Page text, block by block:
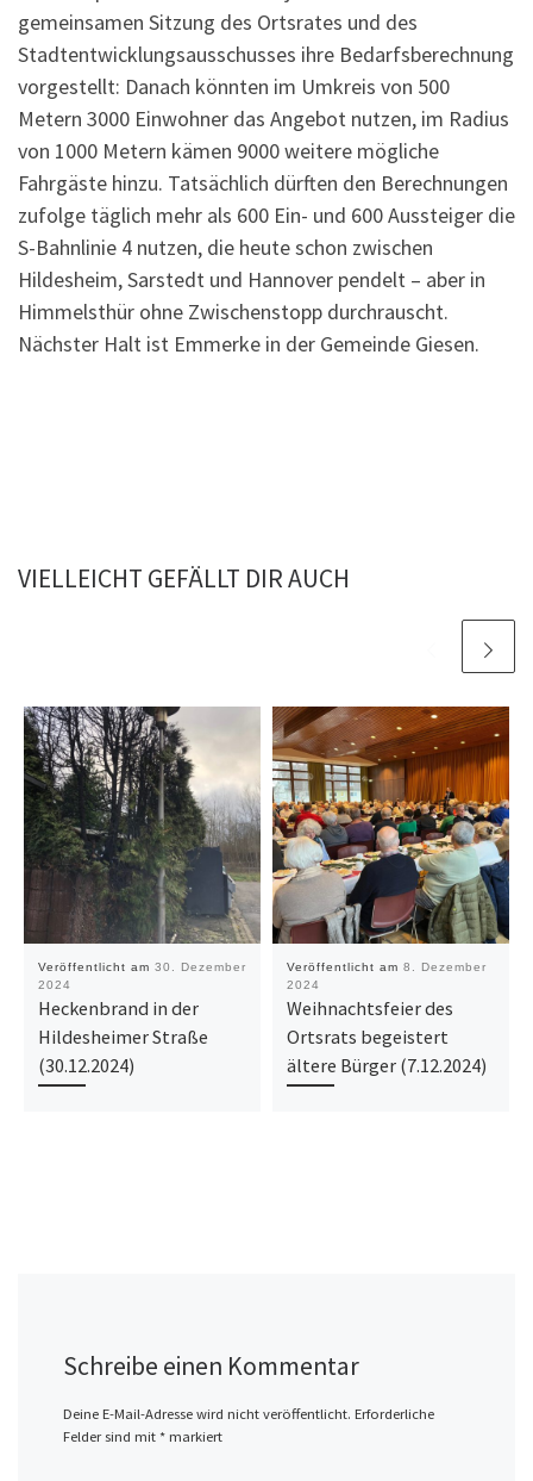
gemeinsamen Sitzung des Ortsrates und des
Stadtentwicklungsausschusses ihre Bedarfsberechnung
vorgestellt: Danach könnten im Umkreis von 500
Metern 3000 Einwohner das Angebot nutzen, im Radius
von 1000 Metern kämen 9000 weitere mögliche
Fahrgäste hinzu. Tatsächlich dürften den Berechnungen
zufolge täglich mehr als 600 Ein- und 600 Aussteiger die
S-Bahnlinie 4 nutzen, die heute schon zwischen
Hildesheim, Sarstedt und Hannover pendelt – aber in
Himmelsthür ohne Zwischenstopp durchrauscht.
Nächster Halt ist Emmerke in der Gemeinde Giesen.
VIELLEICHT GEFÄLLT DIR AUCH
Veröffentlicht am 30. Dezember
2024
Heckenbrand in der
Hildesheimer Straße
(30.12.2024)
Veröffentlicht am 8. Dezember
2024
Weihnachtsfeier des
Ortsrats begeistert
ältere Bürger (7.12.2024)
Schreibe einen Kommentar
Deine E-Mail-Adresse wird nicht veröffentlicht. Erforderliche
Felder sind mit *markiert